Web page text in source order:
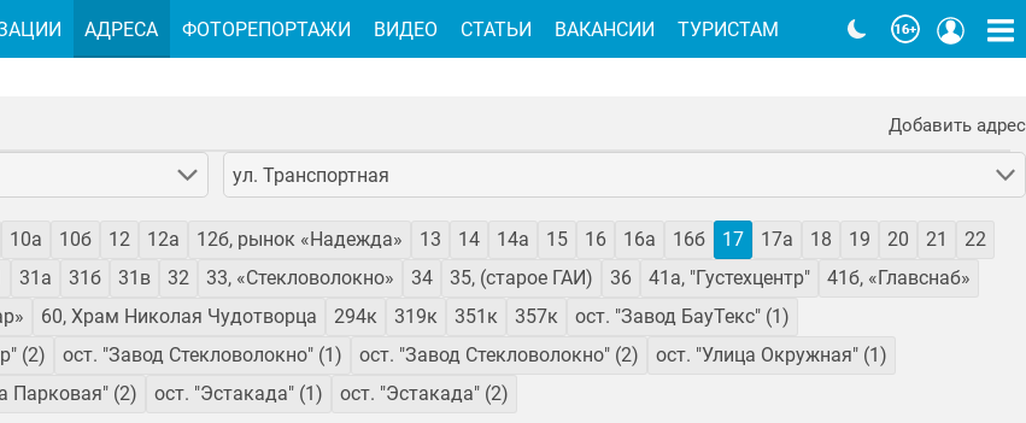
Добавить адрес
ул. Транспортная
10а 10б 12 12а 12б, рынок «Надежда» 13 14 14а 15 16 16а 16б 17 17а 18 19 20 21
22
31а 31б 31в 32 33, «Стекловолокно» 34 35, (старое ГАИ) 36 41а, "Густехцентр"
41б, «Главснаб»
60, Храм Николая Чудотворца 294к 319к 351к 357к
ост. "Завод БауТекс" (1)
(2) ост. "Завод Стекловолокно" (1) ост. "Завод Стекловолокно" (2)
ост. "Улица Окружная" (1)
Парковая" (2) ост. "Эстакада" (1) ост. "Эстакада" (2)
АДРЕСА ФОТОРЕПОРТАЖИ ВИДЕО СТАТЬИ ВАКАНСИИ ТУРИСТАМ